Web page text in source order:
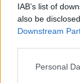
IAB’s list of
also be
Downstream
Personal
Sylva
dirigenta
také předání
festivalové